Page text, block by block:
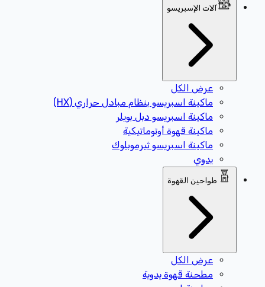
آلات الإسبريسو
عرض الكل
ماكينة اسبريسو بنظام مبادل حراري (HX)
ماكينة اسبريسو دبل بويلر
ماكينة قهوة أوتوماتيكية
ماكينة اسبريسو ثيرموبلوك
يدوي
طواحين القهوة
عرض الكل
مطحنة قهوة يدوية